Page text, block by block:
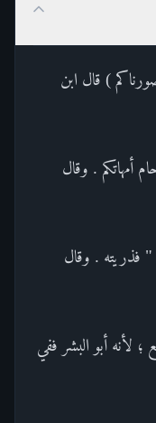
) قال ابن
أمهاتكم . وقال
" فذريته . وقال
لأنه أبو البشر ففي